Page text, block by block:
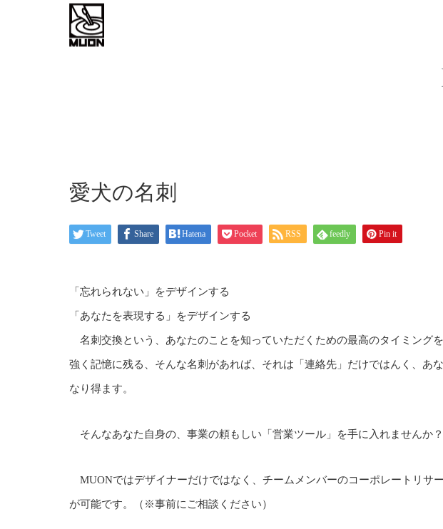
愛犬の名刺
Tweet Share Hatena Pocket RSS feedly Pin it
「忘れられない」をデザインする
「あなたを表現する」をデザインする
名刺交換という、あなたのことを知っていただくための最高のタイミング
強く記憶に残る、そんな名刺があれば、それは「連絡先」だけではんく、あ
なり得ます。
そんなあなた自身の、事業の頼もしい「営業ツール」を手に入れませんか？
MUONではデザイナーだけではなく、チームメンバーのコーポレートリサ
が可能です。（※事前にご相談ください）